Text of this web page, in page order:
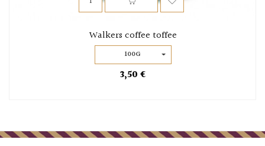
Walkers coffee toffee
100G
3,50 €